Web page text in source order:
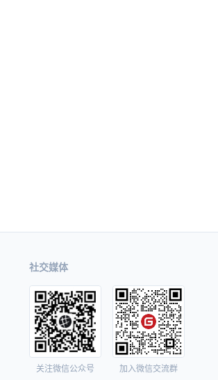
社交媒体
关注微信公众号 加入微信交流群